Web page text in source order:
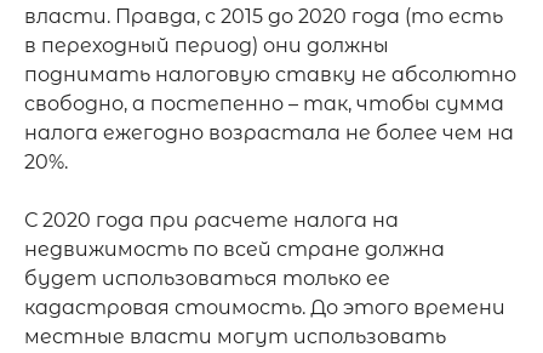
власти. Правда, с 2015 до 2020 года (то есть
в переходный период) они должны
поднимать налоговую ставку не абсолютно
свободно, а постепенно – так, чтобы сумма
налога ежегодно возрастала не более чем на
20%.
С 2020 года при расчете налога на
недвижимость по всей стране должна
будет использоваться только ее
кадастровая стоимость. До этого времени
местные власти могут использовать